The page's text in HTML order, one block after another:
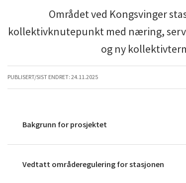
Området ved Kongsvinger
kollektivknutepunkt med næring,
og ny
PUBLISERT/SIST ENDRET: 24.11.2025
Bakgrunn for prosjektet
Vedtatt områderegulering for stasjonen